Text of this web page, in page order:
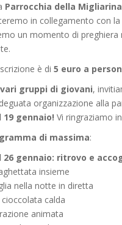
Parrocchia della Migliarina
in collegamento con
un momento di
è di 5 euro a
gruppi di giovani,
organizzazione alla
gennaio! Vi ringraziamo
di massima:
26 gennaio: ritrovo e
insieme
nella notte in diretta
calda
animata